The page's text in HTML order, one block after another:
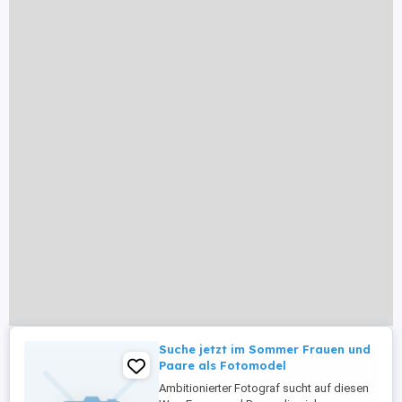
Suche jetzt im Sommer Frauen und
Paare als Fotomodel
Ambitionierter Fotograf sucht auf diesen